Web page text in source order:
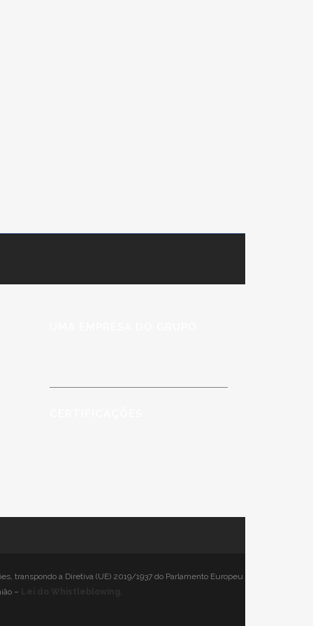
transpondo a Diretiva (UE) 2019/1937 do Parlamento Europeu
–